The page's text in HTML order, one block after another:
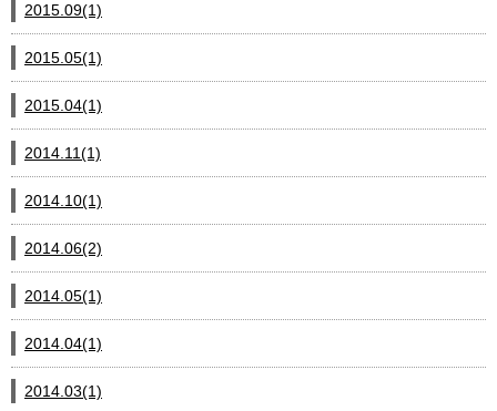
2015.09(1)
2015.05(1)
2015.04(1)
2014.11(1)
2014.10(1)
2014.06(2)
2014.05(1)
2014.04(1)
2014.03(1)